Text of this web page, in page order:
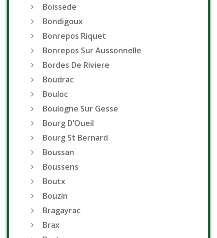
Boissede
Bondigoux
Bonrepos Riquet
Bonrepos Sur Aussonnelle
Bordes De Riviere
Boudrac
Bouloc
Boulogne Sur Gesse
Bourg D’Oueil
Bourg St Bernard
Boussan
Boussens
Boutx
Bouzin
Bragayrac
Brax